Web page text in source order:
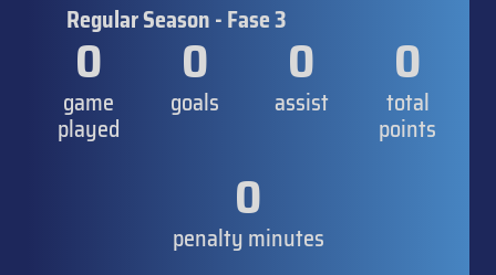
Regular Season - Fase 3
0
game
played
0
goals
0
assist
0
total
points
0
penalty minutes